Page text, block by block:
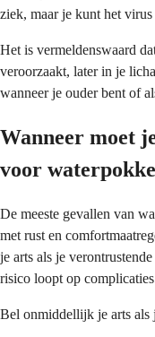
ziek, maar je kunt het virus
Het is vermeldenswaard
veroorzaakt, later in je
wanneer je ouder bent of
Wanneer moet
voor
De meeste gevallen van
met rust en
je arts als je
risico loopt op
Bel onmiddellijk je arts als